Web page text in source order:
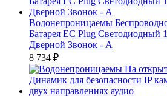
Водонепроницаемы
Батарея ЕС Plug Светодиодный
Дверной Звонок - А
8 734 ₽